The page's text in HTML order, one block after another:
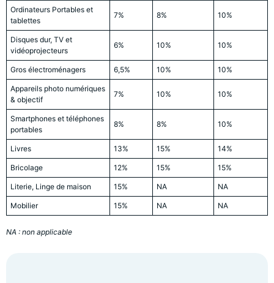
Ordinateurs Portables et
tablettes
7% 8% 10%
Disques dur, TV et
vidéoprojecteurs
6% 10% 10%
Gros électroménagers 6,5% 10% 10%
Appareils photo numériques
& objectif
7% 10% 10%
Smartphones et téléphones
portables
8% 8% 10%
Livres 13% 15% 14%
Bricolage 12% 15% 15%
Literie, Linge de maison 15% NA NA
Mobilier 15% NA NA
NA : non applicable